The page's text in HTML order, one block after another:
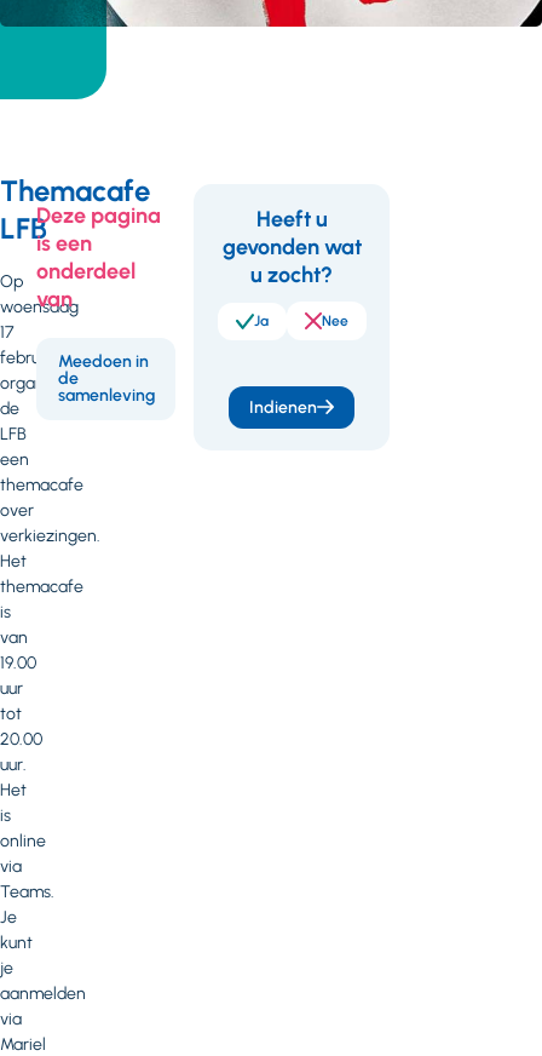
Themacafe
LFB
Op
woensdag
17
februari
organiseert
de
LFB
een
themacafe
over
verkiezingen.
Het
themacafe
is
van
19.00
uur
tot
20.00
uur.
Het
is
online
via
Teams.
Je
kunt
je
aanmelden
via
Mariel
digitale
versie
(PDF - 3 MB)
Meedoen in
de
16 februari
2021
Deze pagina
is een
onderdeel
van
Meedoen in
de
samenleving
Feedback
Heeft u
gevonden wat
u zocht?
Ja Nee
Indienen